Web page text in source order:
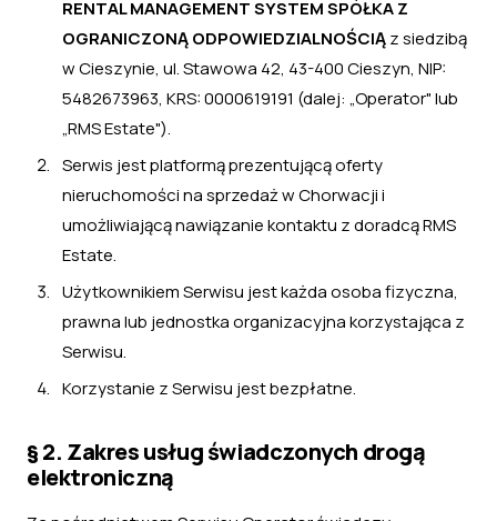
RENTAL MANAGEMENT SYSTEM SPÓŁKA Z
OGRANICZONĄ ODPOWIEDZIALNOŚCIĄz siedzibą
w Cieszynie, ul. Stawowa 42, 43-400 Cieszyn, NIP:
5482673963, KRS: 0000619191 (dalej: „Operator" lub
„RMS Estate").
Serwis jest platformą prezentującą oferty
nieruchomości na sprzedaż w Chorwacji i
umożliwiającą nawiązanie kontaktu z doradcą RMS
Estate.
Użytkownikiem Serwisu jest każda osoba fizyczna,
prawna lub jednostka organizacyjna korzystająca z
Serwisu.
Korzystanie z Serwisu jest bezpłatne.
§ 2. Zakres usług świadczonych drogą
elektroniczną